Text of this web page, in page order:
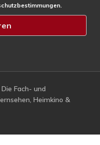
Fach- und
Heimkino &